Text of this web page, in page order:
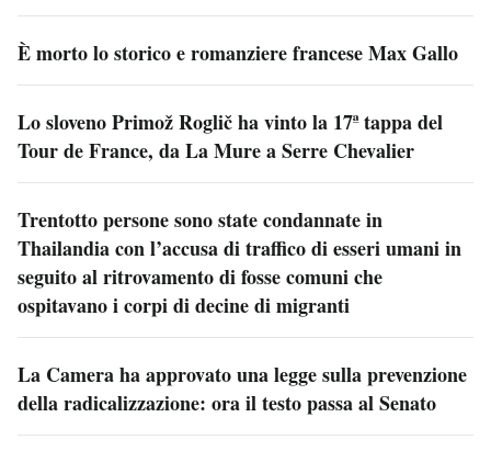
È morto lo storico e romanziere francese Max Gallo
Lo sloveno Primož Roglič ha vinto la 17ª tappa del
Tour de France, da La Mure a Serre Chevalier
Trentotto persone sono state condannate in
Thailandia con l’accusa di traffico di esseri umani in
seguito al ritrovamento di fosse comuni che
ospitavano i corpi di decine di migranti
La Camera ha approvato una legge sulla prevenzione
della radicalizzazione: ora il testo passa al Senato